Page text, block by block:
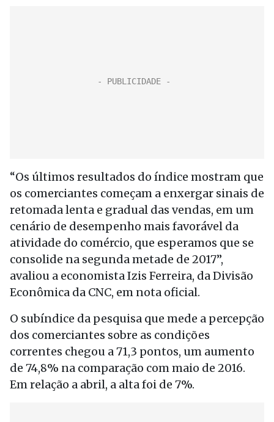
“Os últimos resultados do índice mostram que
os comerciantes começam a enxergar sinais de
retomada lenta e gradual das vendas, em um
cenário de desempenho mais favorável da
atividade do comércio, que esperamos que se
consolide na segunda metade de 2017”,
avaliou a economista Izis Ferreira, da Divisão
Econômica da CNC, em nota oficial.
O subíndice da pesquisa que mede a percepção
dos comerciantes sobre as condições
correntes chegou a 71,3 pontos, um aumento
de 74,8% na comparação com maio de 2016.
Em relação a abril, a alta foi de 7%.